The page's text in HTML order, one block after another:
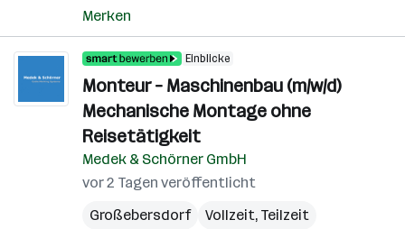
Merken
Einblicke
Monteur – Maschinenbau (m/w/d)
Mechanische Montage ohne
Reisetätigkeit
Medek & Schörner GmbH
vor 2 Tagen veröffentlicht
Großebersdorf
Vollzeit, Teilzeit